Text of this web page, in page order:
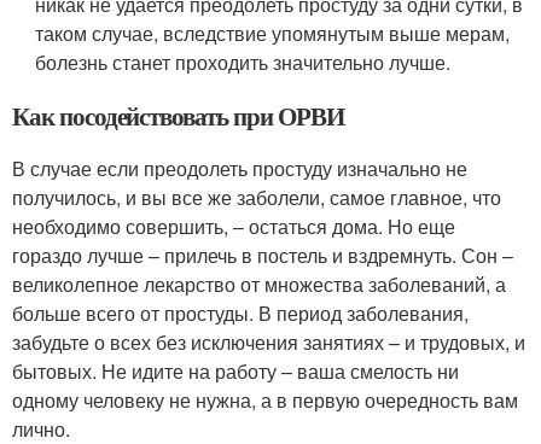
таком случае, вследствие упомянутым выше мерам,
болезнь станет проходить значительно лучше.
Как посодействовать при ОРВИ
В случае если преодолеть простуду изначально не
получилось, и вы все же заболели, самое главное, что
необходимо совершить, – остаться дома. Но еще
гораздо лучше – прилечь в постель и вздремнуть. Сон –
великолепное лекарство от множества заболеваний, а
больше всего от простуды. В период заболевания,
забудьте о всех без исключения занятиях – и трудовых, и
бытовых. Не идите на работу – ваша смелость ни
одному человеку не нужна, а в первую очередность вам
лично.